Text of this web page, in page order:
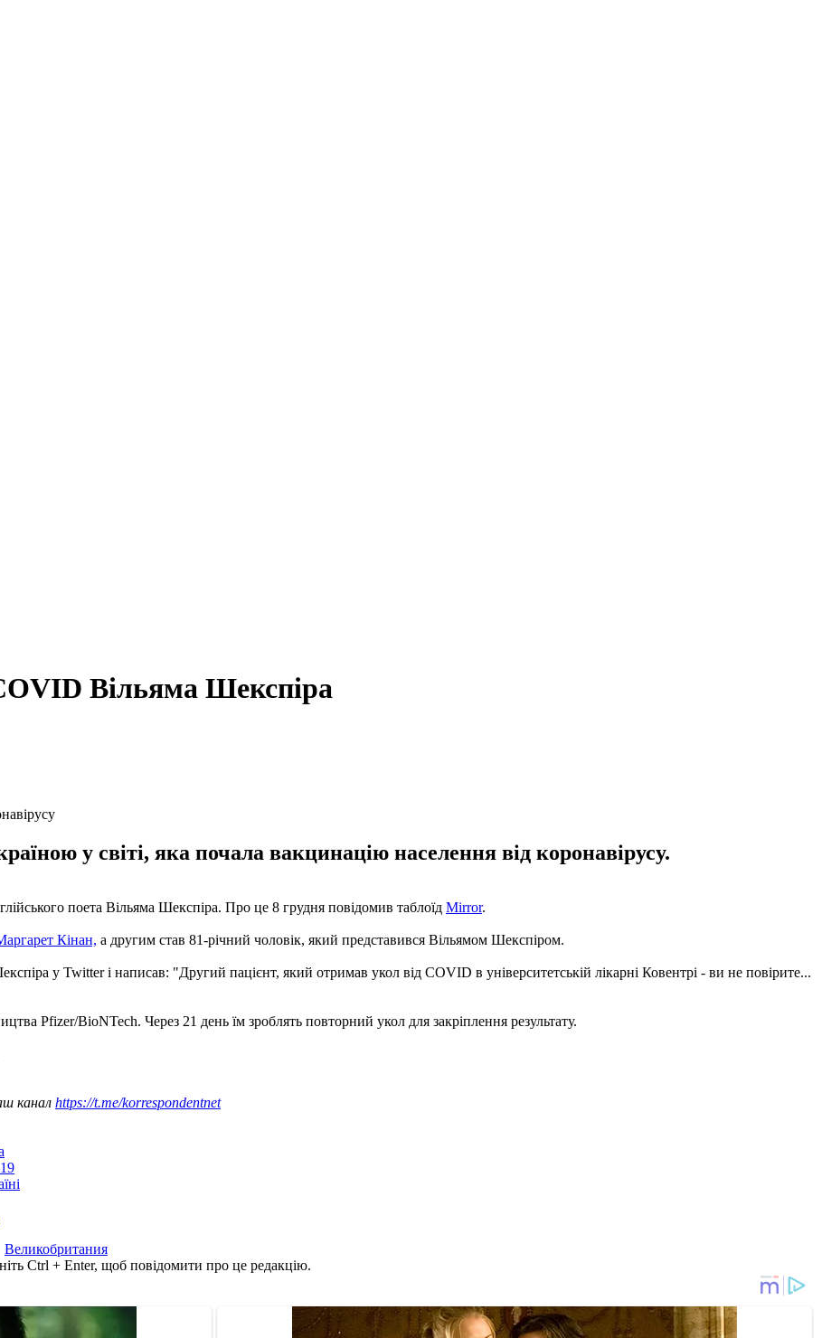
Вільяма Шекспіра
у світі, яка почала вакцинацію населення від коронавірусу.
поета Вільяма Шекспіра. Про це 8 грудня повідомив таблоїд Mirror.
Кінан, а другим став 81-річний чоловік, який представився Вільямом Шекспіром.
у Twitter і написав: "Другий пацієнт, який отримав укол від COVID в університетській лікарні Ковентрі - ви не повірите...
Pfizer/BioNTech. Через 21 день їм зроблять повторний укол для закріплення результату.
канал https://t.me/korrespondentnet
Великобритания
Ctrl + Enter, щоб повідомити про це редакцію.